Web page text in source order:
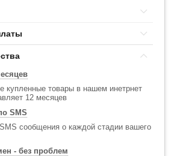
купленные товары в нашем инетрнет
12 месяцев
SMS
сообщения о каждой стадии вашего
- без проблем